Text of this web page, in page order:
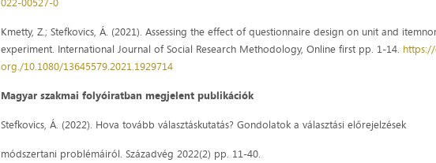
Kmetty, Z.; Stefkovics, Á. (2021). Assessing the effect of questionnaire design on unit and
experiment. International Journal of Social Research Methodology, Online first pp. 1-14.
org./10.1080/13645579.2021.1929714
Magyar szakmai folyóiratban megjelent publikációk
Stefkovics, Á. (2022). Hova tovább választáskutatás? Gondolatok a választási előrejelzések
módszertani problémáiról. Századvég 2022(2) pp. 11-40.